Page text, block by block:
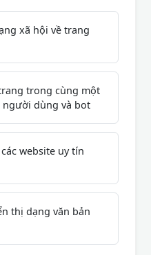
xã hội về trang
trong cùng một
dùng và bot
website uy tín
thị dạng văn bản